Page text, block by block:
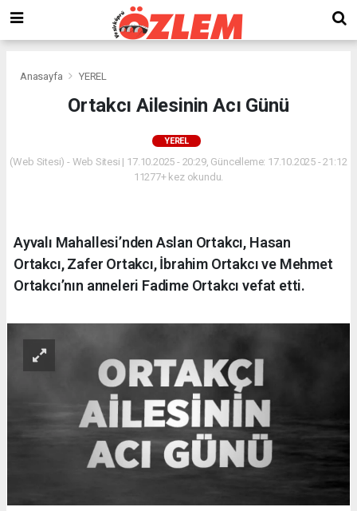
Anasayfa YEREL
Ortakcı Ailesinin Acı Günü
YEREL
(Web Sitesi) - Web Sitesi | 17.10.2025 - 20:29, Güncelleme: 17.10.2025 - 21:12
11277+ kez okundu.
Ayvalı Mahallesi’nden Aslan Ortakcı, Hasan
Ortakcı, Zafer Ortakcı, İbrahim Ortakcı ve Mehmet
Ortakcı’nın anneleri Fadime Ortakcı vefat etti.